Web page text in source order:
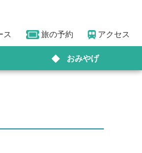
ス 旅の予約 アクセス
おみやげ